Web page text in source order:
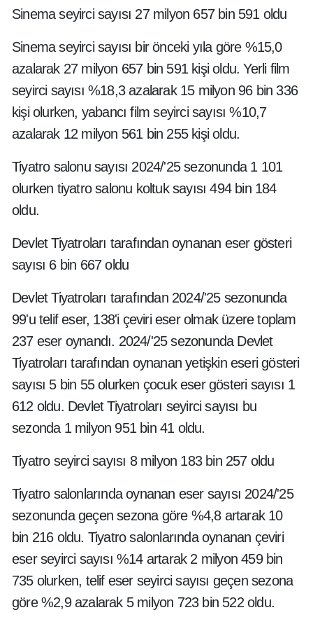
Sinema seyirci sayısı 27 milyon 657 bin 591 oldu
Sinema seyirci sayısı bir önceki yıla göre %15,0
azalarak 27 milyon 657 bin 591 kişi oldu. Yerli film
seyirci sayısı %18,3 azalarak 15 milyon 96 bin 336
kişi olurken, yabancı film seyirci sayısı %10,7
azalarak 12 milyon 561 bin 255 kişi oldu.
Tiyatro salonu sayısı 2024/'25 sezonunda 1 101
olurken tiyatro salonu koltuk sayısı 494 bin 184
oldu.
Devlet Tiyatroları tarafından oynanan eser gösteri
sayısı 6 bin 667 oldu
Devlet Tiyatroları tarafından 2024/'25 sezonunda
99'u telif eser, 138'i çeviri eser olmak üzere toplam
237 eser oynandı. 2024/'25 sezonunda Devlet
Tiyatroları tarafından oynanan yetişkin eseri gösteri
sayısı 5 bin 55 olurken çocuk eser gösteri sayısı 1
612 oldu. Devlet Tiyatroları seyirci sayısı bu
sezonda 1 milyon 951 bin 41 oldu.
Tiyatro seyirci sayısı 8 milyon 183 bin 257 oldu
Tiyatro salonlarında oynanan eser sayısı 2024/'25
sezonunda geçen sezona göre %4,8 artarak 10
bin 216 oldu. Tiyatro salonlarında oynanan çeviri
eser seyirci sayısı %14 artarak 2 milyon 459 bin
735 olurken, telif eser seyirci sayısı geçen sezona
göre %2,9 azalarak 5 milyon 723 bin 522 oldu.